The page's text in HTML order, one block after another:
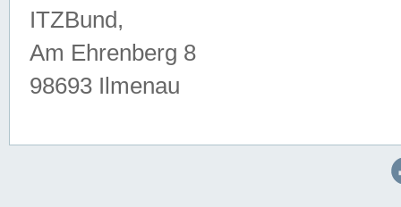
ITZBund,
Am Ehrenberg 8
98693 Ilmenau